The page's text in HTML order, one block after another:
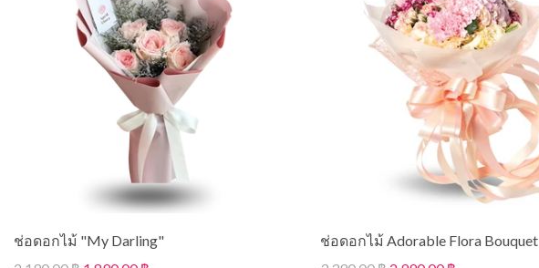
ช่อดอกไม้ "My Darling"
ช่อดอกไม้ Adorable Flora Bouquet